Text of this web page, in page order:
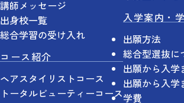
講師メッセージ
出身校一覧
総合学習の受け入れ
コース紹介
ヘアスタイリストコース
トータルビューティーコース
入学案内・
出願方法
総合型選抜に
出願から入学
出願から入学
学費